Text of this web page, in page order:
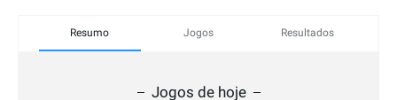
Resumo Jogos Resultados
Jogos de hoje